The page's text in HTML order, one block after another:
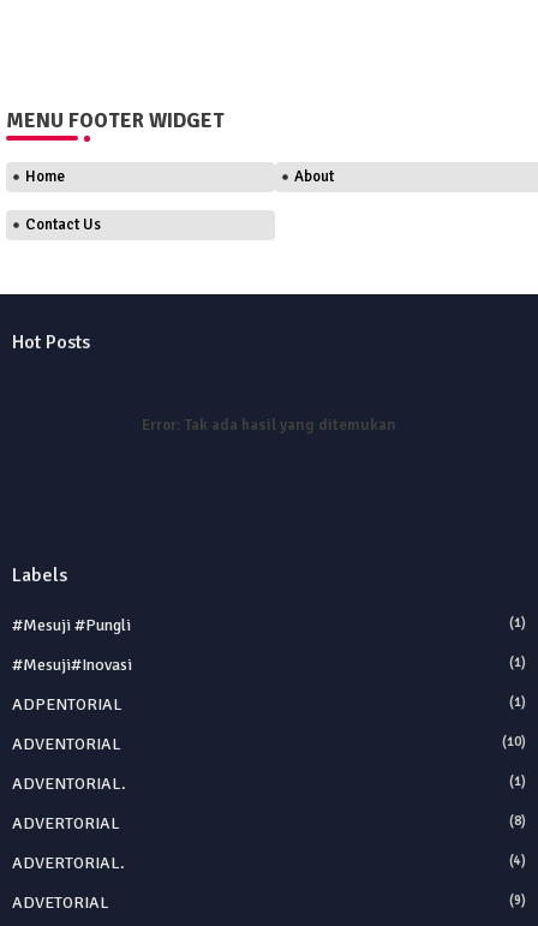
MENU FOOTER WIDGET
Home About
Contact Us
Hot Posts
Error: Tak ada hasil yang ditemukan
Labels
#Mesuji #Pungli (1)
#Mesuji#inovasi (1)
ADPENTORIAL (1)
ADVENTORIAL (10)
ADVENTORIAL. (1)
ADVERTORIAL (8)
ADVERTORIAL. (4)
ADVETORIAL (9)